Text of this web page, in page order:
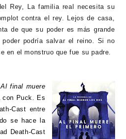
Rey, La familia real necesita su
contra el rey. Lejos de casa,
de que su poder es más grande
podría salvar el reino. Si no
en el monstruo que fue su padre.
Al final muere
con Puck. Es
Cast entre
se hace la
Death-Cast